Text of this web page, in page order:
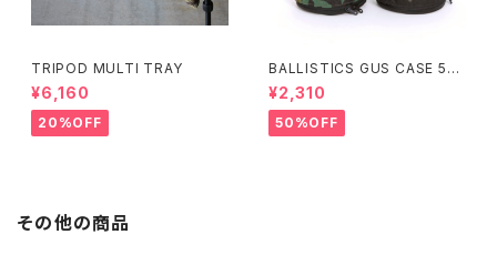
TRIPOD MULTI TRAY
¥6,160
20%OFF
BALLISTICS GUS CASE 50
0
¥2,310
50%OFF
その他の商品